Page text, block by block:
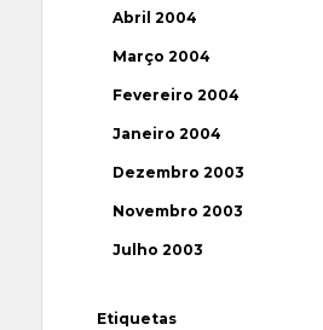
Abril 2004
Março 2004
Fevereiro 2004
Janeiro 2004
Dezembro 2003
Novembro 2003
Julho 2003
Etiquetas